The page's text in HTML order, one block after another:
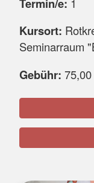
Kursort:
Seminarraum
Gebühr: